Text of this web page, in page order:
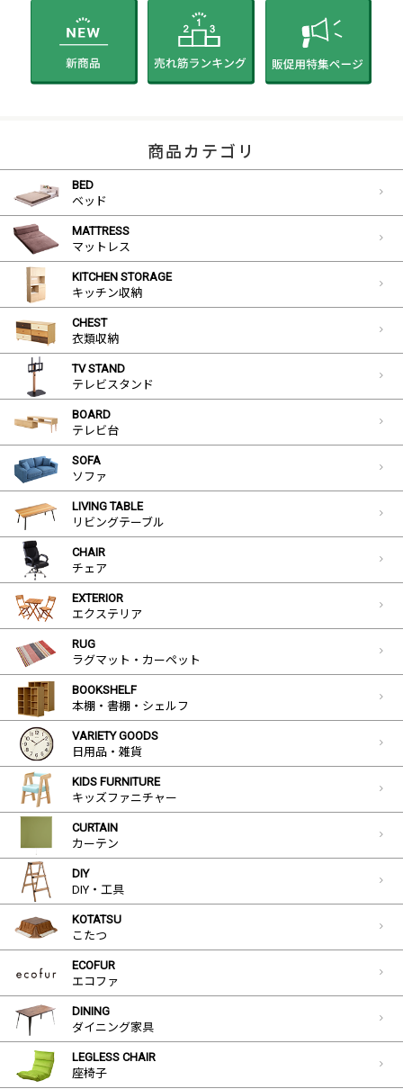
商品カテゴリ
BED
ベッド
MATTRESS
マットレス
KITCHEN STORAGE
キッチン収納
CHEST
衣類収納
TV STAND
テレビスタンド
BOARD
テレビ台
SOFA
ソファ
LIVING TABLE
リビングテーブル
CHAIR
チェア
EXTERIOR
エクステリア
RUG
ラグマット・カーペット
BOOKSHELF
本棚・書棚・シェルフ
VARIETY GOODS
日用品・雑貨
KIDS FURNITURE
キッズファニチャー
CURTAIN
カーテン
DIY
DIY・工具
KOTATSU
こたつ
ECOFUR
エコファ
DINING
ダイニング家具
LEGLESS CHAIR
座椅子